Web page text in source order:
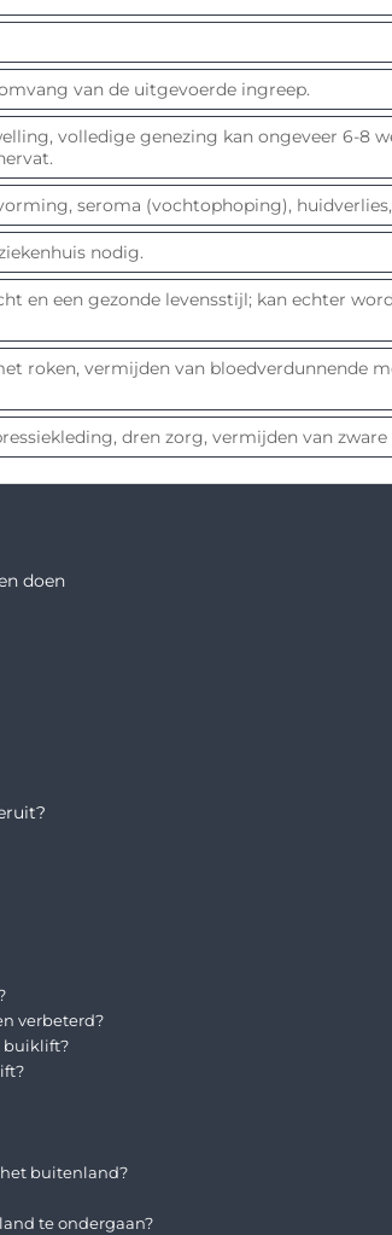
van de uitgevoerde ingreep.
volledige genezing kan ongeveer 6-8
seroma (vochtophoping),
nodig.
en een gezonde levensstijl; kan echter
roken, vermijden van bloedverdunnende
dren zorg, vermijden van
doen
verbeterd?
buiklift?
buitenland?
te ondergaan?